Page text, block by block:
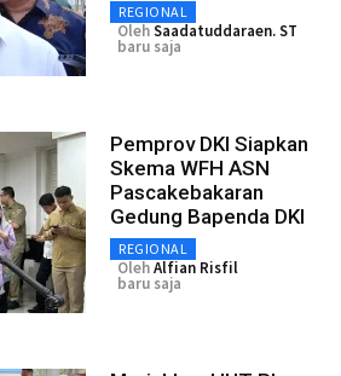
REGIONAL
OlehSaadatuddaraen. ST
baru saja
Pemprov DKI Siapkan
Skema WFH ASN
Pascakebakaran
Gedung Bapenda DKI
REGIONAL
OlehAlfian Risfil
baru saja